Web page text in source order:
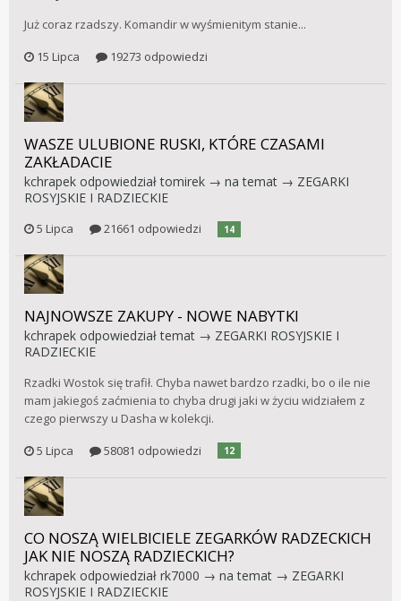
Już coraz rzadszy. Komandir w wyśmienitym stanie...
15 Lipca
19273 odpowiedzi
WASZE ULUBIONE RUSKI, KTÓRE CZASAMI
ZAKŁADACIE
kchrapek odpowiedziałtomirek → na temat → ZEGARKI
ROSYJSKIE I RADZIECKIE
5 Lipca 21661 odpowiedzi 14
NAJNOWSZE ZAKUPY - NOWE NABYTKI
kchrapek odpowiedział temat → ZEGARKI ROSYJSKIE I
RADZIECKIE
Rzadki Wostok się trafił. Chyba nawet bardzo rzadki, bo o ile nie
mam jakiegoś zaćmienia to chyba drugi jaki w życiu widziałem z
czego pierwszy u Dasha w kolekcji.
5 Lipca
58081 odpowiedzi 12
CO NOSZĄ WIELBICIELE ZEGARKÓW RADZECKICH
JAK NIE NOSZĄ RADZIECKICH?
kchrapek odpowiedział rk7000 → na temat → ZEGARKI
ROSYJSKIE I RADZIECKIE